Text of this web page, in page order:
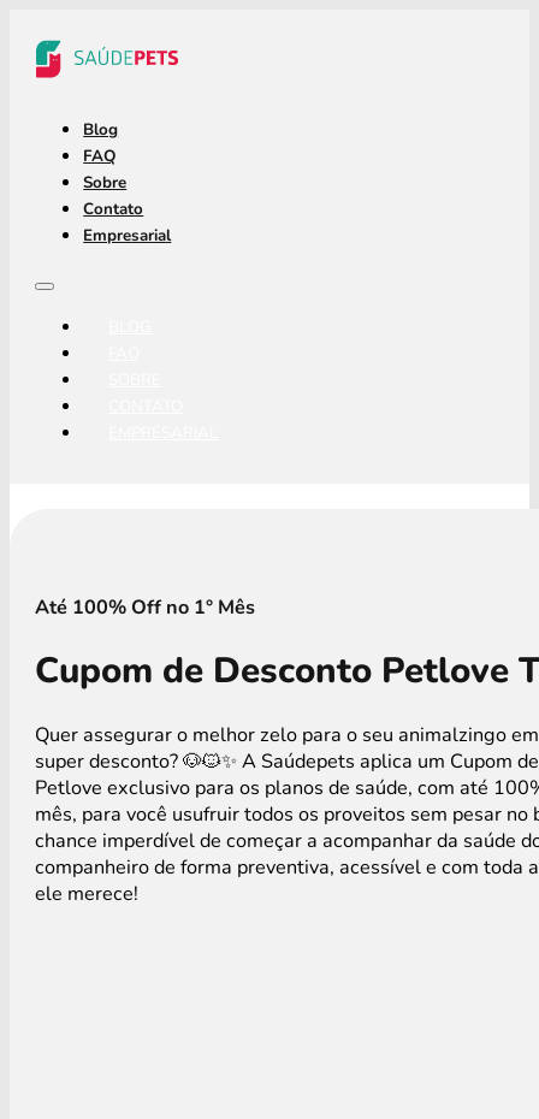
Blog
FAQ
Sobre
Contato
Empresarial
Até 100% Off no 1° Mês
Cupom de Desconto Petlove
Quer assegurar o melhor zelo para o seu animalzingo
super desconto? 🐶🐱✨ A Saúdepets aplica um Cupom
Petlove exclusivo para os planos de saúde, com até
mês, para você usufruir todos os proveitos sem pesar no
chance imperdível de começar a acompanhar da saúde
companheiro de forma preventiva, acessível e com toda
ele merece!